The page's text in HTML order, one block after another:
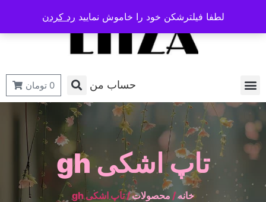
حساب من 0 تومان
تاپ اشکی gh
خانه/ محصولات/ تاپ اشکی gh
لطفا فیلترشکن خود را خاموش نمایید رد کردن